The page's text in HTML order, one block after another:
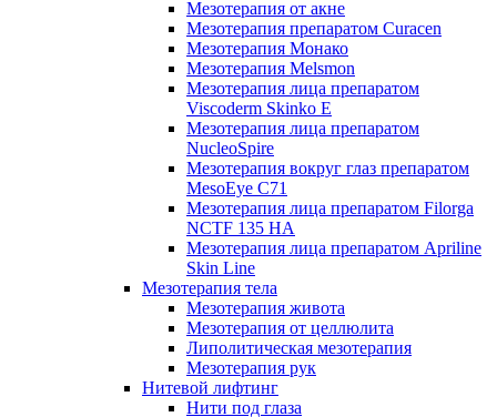
Мезотерапия от акне
Мезотерапия препаратом Curacen
Мезотерапия Монако
Мезотерапия Melsmon
Мезотерапия лица препаратом
Viscoderm Skinko E
Мезотерапия лица препаратом
NucleoSpire
Мезотерапия вокруг глаз препаратом
MesoEye С71
Мезотерапия лица препаратом Filorga
NCTF 135 HA
Мезотерапия лица препаратом Apriline
Skin Line
Мезотерапия тела
Мезотерапия живота
Мезотерапия от целлюлита
Липолитическая мезотерапия
Мезотерапия рук
Нитевой лифтинг
Нити под глаза